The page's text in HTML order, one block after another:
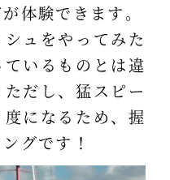
体験できます。
ュをやってみた
いるものとは違
だし、猛スピー
になるため、握
グです！